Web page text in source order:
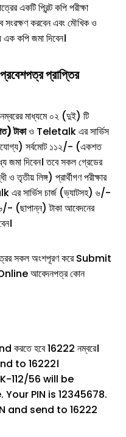
একটি প্রিন্ট কপি পরীক্ষা
সংরক্ষণ করবেন এবং মৌখিক ও
কপি জমা দিবেন।
প্রাপ্তির
নম্বরের মাধ্যমে ০২ (দুই) টি
টাকাও Teletalk এর সার্ভিস
সর্বমোট ১১২/- (একশত
জমা দিবেন। তবে সকল গ্রেডের
তৃতীয় লিঙ্গ) প্রার্থীগণ পরীক্ষার
সার্ভিস চার্জ (ভ্যাটসহ) ৬/-
(ছাপান্ন) টাকা আবেদনের
সকল অংশপূরণ করে Submit
Online আবেদনপত্র কোন
করতে হবে 16222 নম্বরে।
to 16222।
112/56 will be
PIN is 12345678.
and send to 16222